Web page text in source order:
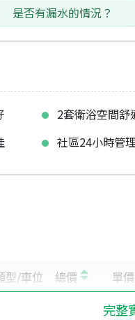
是否有漏水的情況？
2套衛浴空間舒
社區24小時管
完整